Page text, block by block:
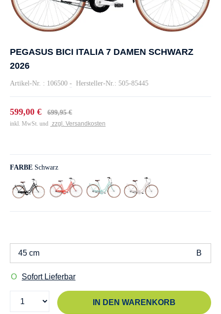
PEGASUS BICI ITALIA 7 DAMEN SCHWARZ
2026
Artikel-Nr. : 106500 - Hersteller-Nr.: 505-85445
599,00 € 699,95 €
inkl. MwSt. und zzgl. Versandkosten
FARBE Schwarz
45 cm
Sofort Lieferbar
IN DEN WARENKORB